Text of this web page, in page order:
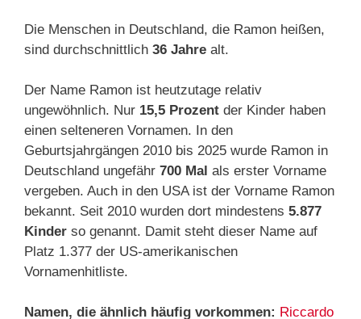
Die Menschen in Deutschland, die Ramon heißen,
sind durchschnittlich 36 Jahre alt.
Der Name Ramon ist heutzutage relativ
ungewöhnlich. Nur 15,5 Prozent der Kinder haben
einen selteneren Vornamen. In den
Geburtsjahrgängen 2010 bis 2025 wurde Ramon in
Deutschland ungefähr 700 Mal als erster Vorname
vergeben. Auch in den USA ist der Vorname Ramon
bekannt. Seit 2010 wurden dort mindestens 5.877
Kinder so genannt. Damit steht dieser Name auf
Platz 1.377 der US-amerikanischen
Vornamenhitliste.
Namen, die ähnlich häufig vorkommen: Riccardo